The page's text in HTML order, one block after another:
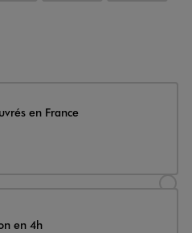
en France
en 4h